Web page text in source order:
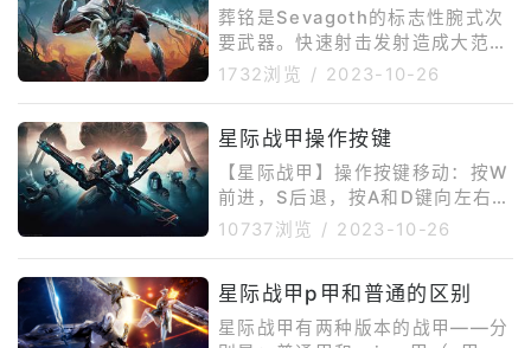
息以及自己的理解。谜语可以在信
箱中再次观看。谜语的答案是奥林
匹斯山，游戏里位于火星。任务的
触发需要玩家手动点击位于火星的
为歼灭，怪物等级为30。完成这
个任务会获得Mirage头盔蓝图，
葬铭是Sevagoth的标志性腕式次
要武器。快速射击发射造成大范围
冰冻效果的炸弹，蓄力则发射造成
装填速度快。准确度较高，弹道落
点较准。自带Madurai-V（伤
害、力量）极性。蓄力射击模式主
要造成切割伤害切割伤害能有效对
抗肉体、复制肉体、化石、感染和
感染肉体。暴击几率高。暴击倍率
高。蓄力时间较短。自带穿透，穿
透数值为2。未蓄力撞击模式主要
1732浏览 / 2023-10-26
星际战甲操作按键
【星际战甲】操作按键移动：按W
前进，S后退，按A和D键向左右移
动。或者你也可以使用箭头键。冲
跳跃按键盘上的空格键可以跳。
2、下蹲按住键盘上的ALT键可以
10737浏览 / 2023-10-26
星际战甲p甲和普通的区别
星际战甲有两种版本的战甲——分